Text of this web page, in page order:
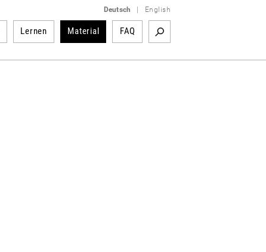
Deutsch English
Lernen Material FAQ